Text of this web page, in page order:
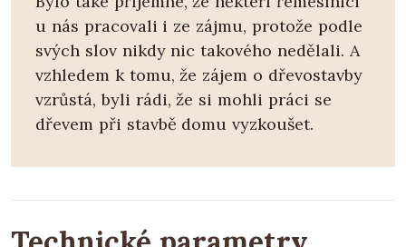
u nás pracovali i ze zájmu, protože podle
svých slov nikdy nic takového nedělali. A
vzhledem k tomu, že zájem o dřevostavby
vzrůstá, byli rádi, že si mohli práci se
dřevem při stavbě domu vyzkoušet.